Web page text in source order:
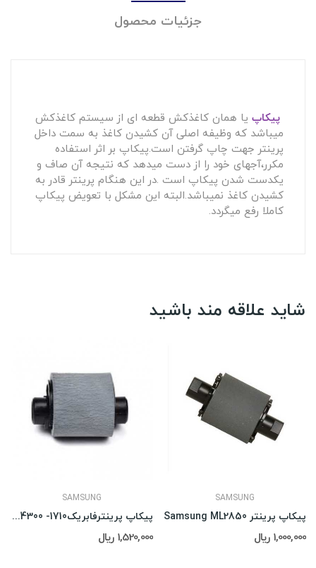
جزئیات محصول
پیکاپ یا همان کاغذکش قطعه ای از سیستم کاغذکش
میباشد که وظیفه اصلی آن کشیدن کاغذ به سمت داخل
پرینتر جهت چاپ گرفتن است.پیکاپ بر اثر استفاده
مکرر،آجهای خود را از دست میدهد که نتیجه آن صاف و
یکدست شدن پیکاپ است .در این هنگام پرینتر قادر به
کشیدن کاغذ نمیباشد.البته این مشکل با تعویض پیکاپ
کاملا رفع میگردد.
شاید علاقه مند باشید
SAMSUNG
پیکاپ پرینترفابریک1710- Samsung SCX-4300
1,520,000 ریال
SAMSUNG
پیکاپ پرینتر Samsung ML2850
1,000,000 ریال